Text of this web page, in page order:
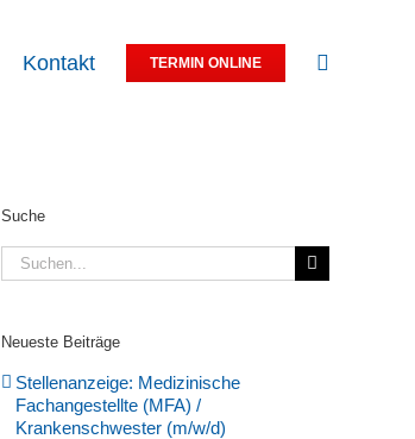
Kontakt TERMIN ONLINE
Suche
Suche
nach:
Neueste Beiträge
Stellenanzeige: Medizinische
Fachangestellte (MFA) /
Krankenschwester (m/w/d)